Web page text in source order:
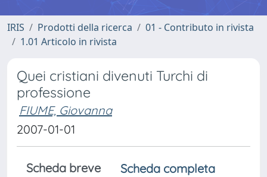
IRIS Prodotti della ricerca
01 - Contributo in rivista
1.01 Articolo in rivista
Quei cristiani divenuti Turchi di
professione
FIUME, Giovanna
2007-01-01
Scheda breve
Scheda completa